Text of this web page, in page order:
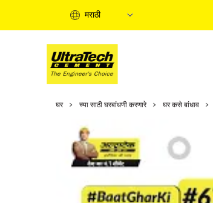
मराठी
घर च्या साठी घरबांधणी करणारे घर कसे बांधाव